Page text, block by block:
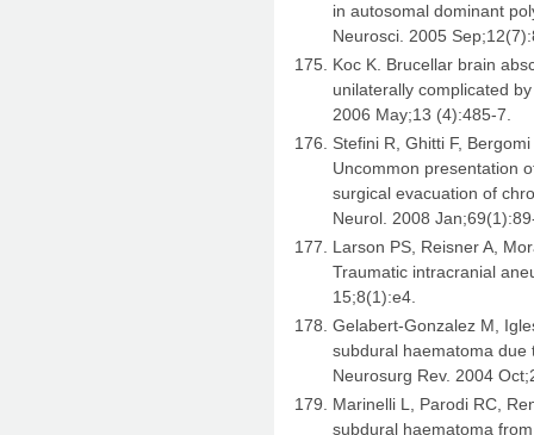
in autosomal dominant
Neurosci. 2005
Koc K. Brucellar brain
unilaterally complicated
2006 May;13 (4):485-7.
Stefini R, Ghitti F,
Uncommon presentation
surgical evacuation of
Neurol. 2008
Larson PS, Reisner A,
Traumatic intracranial
15;8(1):e4.
Gelabert-Gonzalez M,
subdural haematoma
Neurosurg Rev. 2004
Marinelli L, Parodi RC,
subdural haematoma